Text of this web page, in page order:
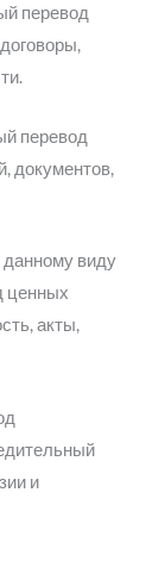
перевод
перевод
документов,
данному виду
ценных
акты,
и